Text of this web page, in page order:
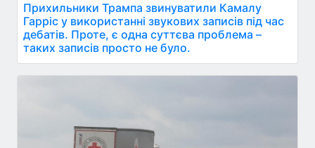
Прихильники Трампа звинуватили Камалу
Гарріс у використанні звукових записів під час
дебатів. Проте, є одна суттєва проблема –
таких записів просто не було.